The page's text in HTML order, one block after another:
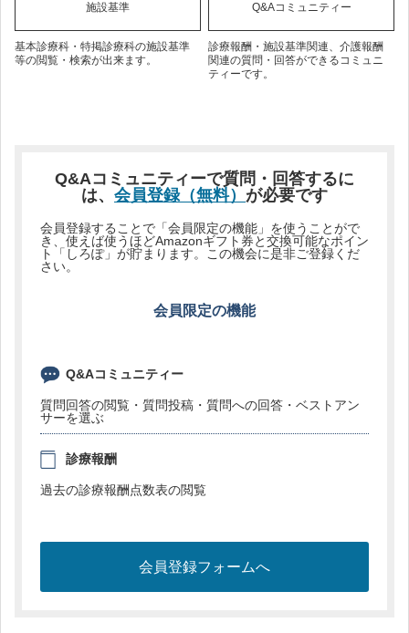
施設基準
基本診療科・特掲診療科の施設基準
等の閲覧・検索が出来ます。
Q&Aコミュニティー
診療報酬・施設基準関連、介護報酬
関連の質問・回答ができるコミュニ
ティーです。
Q&Aコミュニティーで質問・回答するに
は、 会員登録（無料） が必要です
会員登録することで「会員限定の機能」を使うことがで
き、使えば使うほどAmazonギフト券と交換可能なポイン
ト「しろぽ」が貯まります。この機会に是非ご登録くだ
さい。
会員限定の機能
Q&Aコミュニティー
質問回答の閲覧・質問投稿・質問への回答・ベストアン
サーを選ぶ
診療報酬
過去の診療報酬点数表の閲覧
会員登録フォームへ